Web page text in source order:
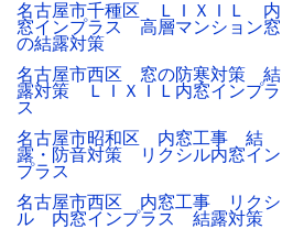
名古屋市千種区 ＬＩＸＩＬ 内
窓インプラス 高層マンション窓
の結露対策
名古屋市西区 窓の防寒対策 結
露対策 ＬＩＸＩＬ内窓インプラ
ス
名古屋市昭和区 内窓工事 結
露・防音対策 リクシル内窓イン
プラス
名古屋市西区 内窓工事 リクシ
ル 内窓インプラス 結露対策